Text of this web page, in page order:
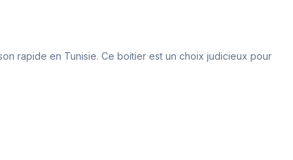
rapide en Tunisie. Ce boitier est un choix judicieux pour